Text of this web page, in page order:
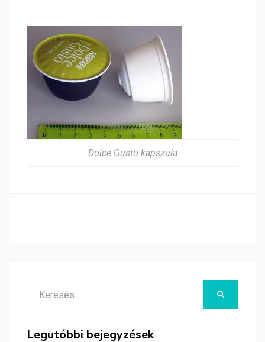
Dolce Gusto kapszula
Legutóbbi bejegyzések